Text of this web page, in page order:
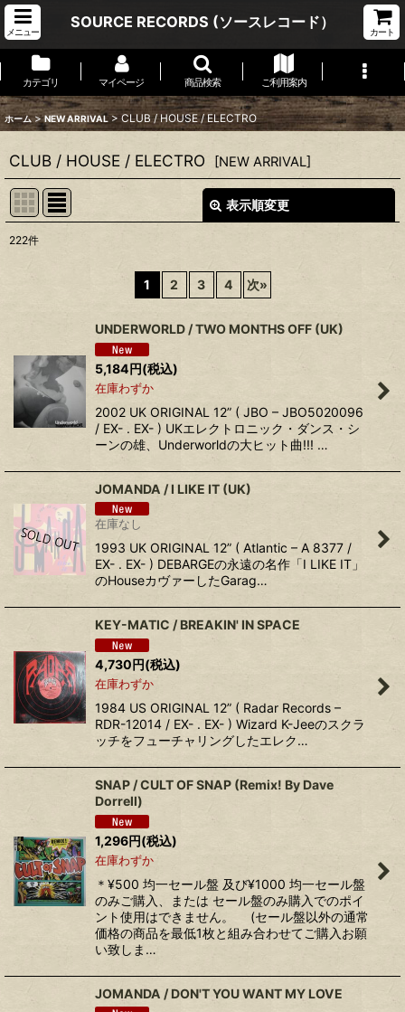
メニュー
SOURCE RECORDS (ソースレコード）
カート
カテゴリ マイページ 商品検索 ご利用案内
ホーム > NEW ARRIVAL > CLUB / HOUSE / ELECTRO
CLUB / HOUSE / ELECTRO [NEW ARRIVAL]
表示順変更
222件
1 2 3 4 次»
UNDERWORLD / TWO MONTHS OFF (UK)
5,184円(税込)
在庫わずか
2002 UK ORIGINAL 12” ( JBO – JBO5020096
/ EX- . EX- ) UKエレクトロニック・ダンス・シ
ーンの雄、Underworldの大ヒット曲!!! …
JOMANDA / I LIKE IT (UK)
在庫なし
1993 UK ORIGINAL 12” ( Atlantic – A 8377 /
EX- . EX- ) DEBARGEの永遠の名作「I LIKE IT」
のHouseカヴァーしたGarag…
KEY-MATIC / BREAKIN' IN SPACE
4,730円(税込)
在庫わずか
1984 US ORIGINAL 12” ( Radar Records –
RDR-12014 / EX- . EX- ) Wizard K-Jeeのスクラ
ッチをフューチャリングしたエレク…
SNAP / CULT OF SNAP (Remix! By Dave
Dorrell)
1,296円(税込)
在庫わずか
＊¥500 均一セール盤 及び¥1000 均一セール盤
のみご購入、または セール盤のみ購入でのポイ
ント使用はできません。 (セール盤以外の通常
価格の商品を最低1枚と組み合わせてご購入お願
い致しま…
JOMANDA / DON'T YOU WANT MY LOVE